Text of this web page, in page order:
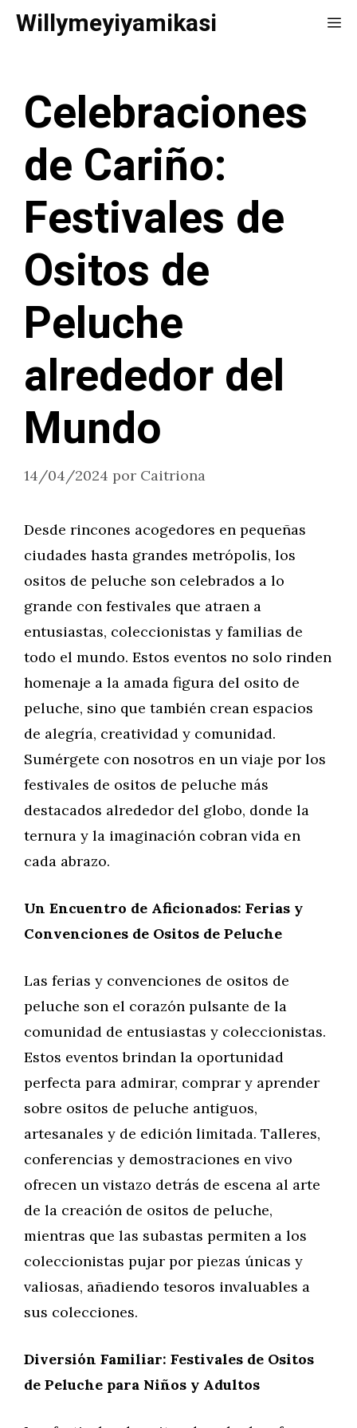
Saltar
Willymeyiyamikasi
Celebraciones
de Cariño:
Festivales de
Ositos de
Peluche
alrededor del
Mundo
14/04/2024 por Caitriona
Desde rincones acogedores en pequeñas
ciudades hasta grandes metrópolis, los
ositos de peluche son celebrados a lo
grande con festivales que atraen a
entusiastas, coleccionistas y familias de
todo el mundo. Estos eventos no solo rinden
homenaje a la amada figura del osito de
peluche, sino que también crean espacios
de alegría, creatividad y comunidad.
Sumérgete con nosotros en un viaje por los
festivales de ositos de peluche más
destacados alrededor del globo, donde la
ternura y la imaginación cobran vida en
cada abrazo.
Un Encuentro de Aficionados: Ferias y
Convenciones de Ositos de Peluche
Las ferias y convenciones de ositos de
peluche son el corazón pulsante de la
comunidad de entusiastas y coleccionistas.
Estos eventos brindan la oportunidad
perfecta para admirar, comprar y aprender
sobre ositos de peluche antiguos,
artesanales y de edición limitada. Talleres,
conferencias y demostraciones en vivo
ofrecen un vistazo detrás de escena al arte
de la creación de ositos de peluche,
mientras que las subastas permiten a los
coleccionistas pujar por piezas únicas y
valiosas, añadiendo tesoros invaluables a
sus colecciones.
Diversión Familiar: Festivales de Ositos
de Peluche para Niños y Adultos